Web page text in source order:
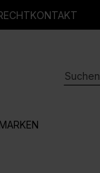
KONTAKT
MARKEN